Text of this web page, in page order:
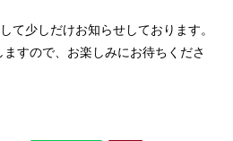
て少しだけお知らせしております。
すので、お楽しみにお待ちくださ